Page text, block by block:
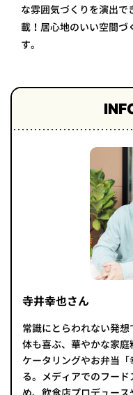
な雰囲気づくりを演出
載！居心地のいい空間づ
す。
寺井幸也さん
常識にとらわれない発
体も喜ぶ、華やかな家
ケータリングやお弁当
る。メディアでのフー
め、飲食店プロデュー